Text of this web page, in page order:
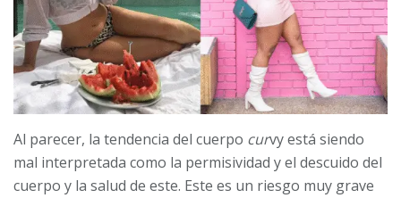
Al parecer, la tendencia del cuerpo curvy está siendo
mal interpretada como la permisividad y el descuido del
cuerpo y la salud de este. Este es un riesgo muy grave